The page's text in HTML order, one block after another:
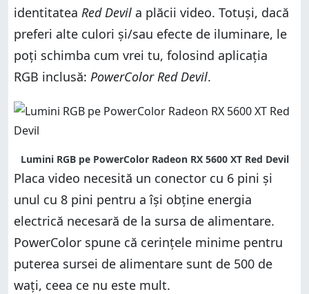
identitatea Red Devil a plăcii video. Totuși, dacă
preferi alte culori și/sau efecte de iluminare, le
poți schimba cum vrei tu, folosind aplicația
RGB inclusă: PowerColor Red Devil.
Lumini RGB pe PowerColor Radeon RX 5600 XT Red Devil
Placa video necesită un conector cu 6 pini și
unul cu 8 pini pentru a își obține energia
electrică necesară de la sursa de alimentare.
PowerColor spune că cerințele minime pentru
puterea sursei de alimentare sunt de 500 de
wați, ceea ce nu este mult.